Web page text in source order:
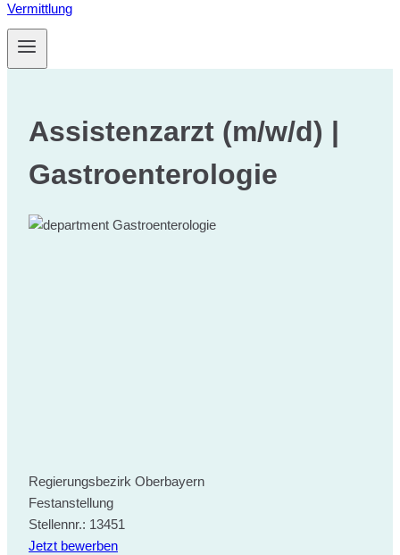
Assistenzarzt (m/w/d) |
Gastroenterologie
Gastroenterologie
Regierungsbezirk Oberbayern
Festanstellung
Stellennr.: 13451
Jetzt bewerben